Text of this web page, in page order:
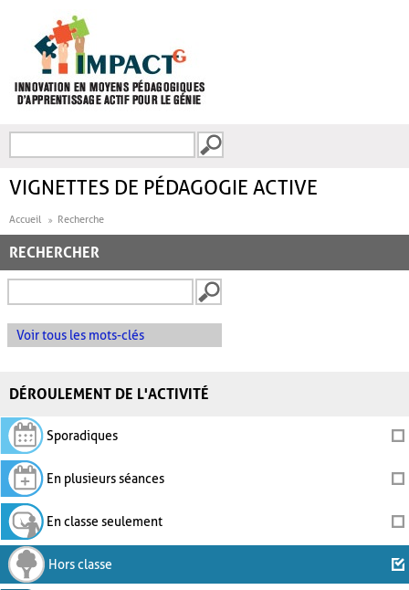
FORMULAIRE DE
VIGNETTES DE PÉDAGOGIE ACTIVE
Accueil Recherche
RECHERCHER
Voir tous les mots-clés
DÉROULEMENT DE L'ACTIVITÉ
Sporadiques
En plusieurs séances
En classe seulement
Hors classe